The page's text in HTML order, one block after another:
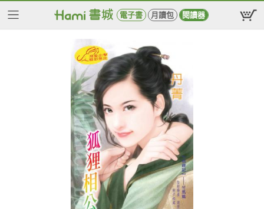
電子書 月讀包 閱讀器